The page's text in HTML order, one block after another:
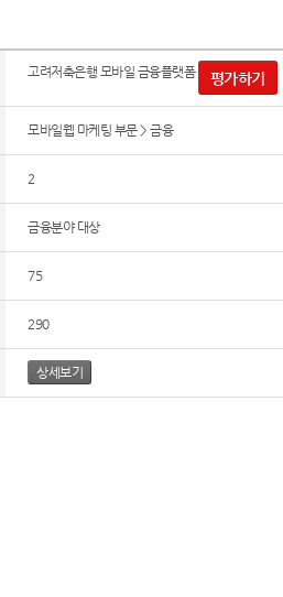
고려저축은행 모바일 금융플랫폼 평가하기
모바일웹 마케팅 부문 > 금융
2
금융분야 대상
75
290
상세보기